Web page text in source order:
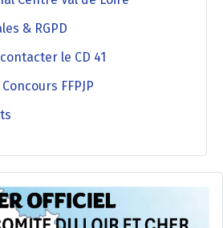
& RGPD
le CD 41
FFPJP